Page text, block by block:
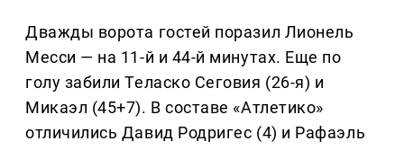
Дважды ворота гостей поразил Лионель
Месси — на 11-й и 44-й минутах. Еще по
голу забили Теласко Сеговия (26-я) и
Микаэл (45+7). В составе «Атлетико»
отличились Давид Родригес (4) и Рафаэль